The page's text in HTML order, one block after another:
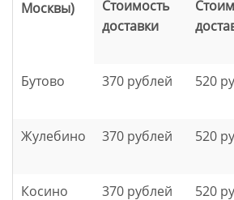
Москвы)
Стоимость
доставки
Бутово 370 рублей 520
Жулебино 370 рублей 520
Косино 370 рублей 520